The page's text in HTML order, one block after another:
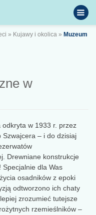
» Kujawy i okolica » Muzeum
w
odkryta w 1933 r. przez
Szwajcera – i do dzisiaj
Drewniane konstrukcje
dla Was
osadników z epoki
odtworzono ich chaty
zrozumieć tutejsze
rzemieślników –